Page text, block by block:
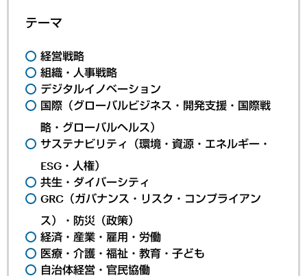
テーマ
経営戦略
組織・人事戦略
デジタルイノベーション
国際（グローバルビジネス・開発支援・国際戦
略・グローバルヘルス）
サステナビリティ（環境・資源・エネルギー・
ESG・人権）
共生・ダイバーシティ
GRC（ガバナンス・リスク・コンプライアン
ス）・防災（政策）
経済・産業・雇用・労働
医療・介護・福祉・教育・子ども
自治体経営・官民協働